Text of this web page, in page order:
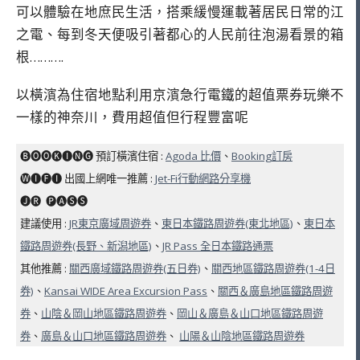
可以體驗在地庶民生活，搭乘緩慢運載著居民日常的江
之電、每到冬天便吸引著都心的人民前往泡湯看景的箱
根……….
以橫濱為住宿地點利用京濱急行電鐵的超值票券玩樂不
一樣的神奈川，費用超值但行程豐富呢
🅑🅞🅞🅚🅘🅝🅖 預訂橫濱住宿 : Agoda 比價 、 Booking訂房
🅦🅘🅕🅘 出國上網唯一推薦 : Jet-Fi行動網路分享機
🅙🅡 ​ 🅟🅐🅢🅢
建議使用 : JR東京廣域周遊券 、 東日本鐵路周遊券(東北地區) 、 東日本
鐵路周遊券(長野、新潟地區) 、 JR Pass 全日本鐵路通票
其他推薦 : 關西廣域鐵路周遊券(五日券) 、 關西地區鐵路周遊券(1-4日
券) 、 Kansai WIDE Area Excursion Pass 、 關西＆廣島地區鐵路周遊
券 、 山陰＆岡山地區鐵路周遊券 、 岡山＆廣島＆山口地區鐵路周遊
券 、 廣島＆山口地區鐵路周遊券 、 山陽＆山陰地區鐵路周遊券